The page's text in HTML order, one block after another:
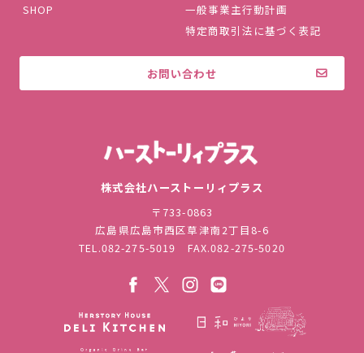
SHOP
一般事業主行動計画
特定商取引法に基づく表記
お問い合わせ
株式会社ハーストーリィプラス
〒733-0863
広島県広島市西区草津南2丁目8-6
TEL.082-275-5019 FAX.082-275-5020